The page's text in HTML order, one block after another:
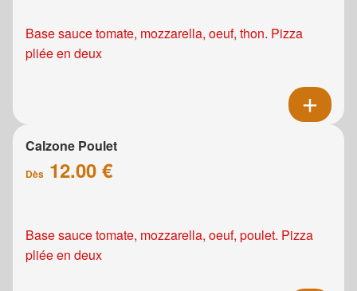
Base sauce tomate, mozzarella, oeuf, thon. Pizza
pliée en deux
Calzone Poulet
Dès 12.00 €
Base sauce tomate, mozzarella, oeuf, poulet. Pizza
pliée en deux